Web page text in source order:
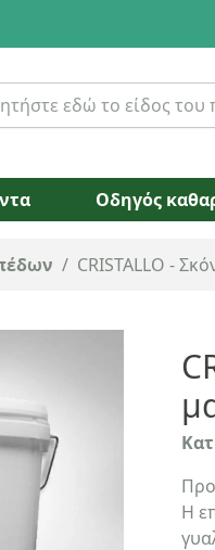
Οδηγός
/ CRISTALLO -
Η